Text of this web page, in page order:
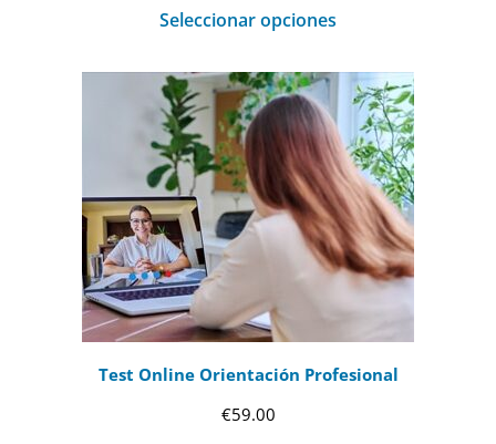
Seleccionar opciones
Test Online Orientación Profesional
€59.00